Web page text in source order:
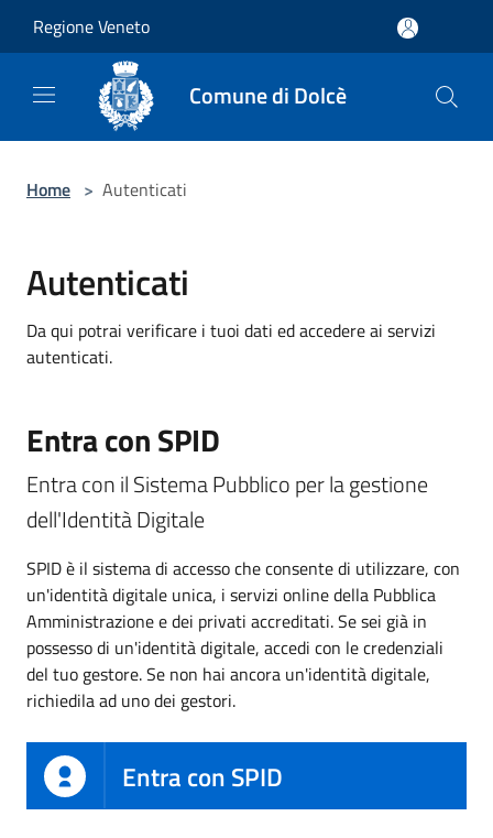
Regione Veneto
Comune di Dolcè
Home > Autenticati
Autenticati
Da qui potrai verificare i tuoi dati ed accedere ai servizi
autenticati.
Entra con SPID
Entra con il Sistema Pubblico per la gestione
dell'Identità Digitale
SPID è il sistema di accesso che consente di utilizzare, con
un'identità digitale unica, i servizi online della Pubblica
Amministrazione e dei privati accreditati. Se sei già in
possesso di un'identità digitale, accedi con le credenziali
del tuo gestore. Se non hai ancora un'identità digitale,
richiedila ad uno dei gestori.
Entra con SPID